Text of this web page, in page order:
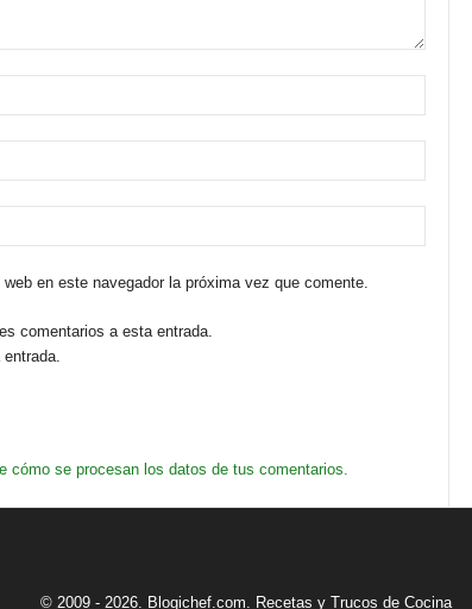
en este navegador la próxima vez que comente.
comentarios a esta entrada.
cómo se procesan los datos de tus comentarios.
© 2009 - 2026. Blogichef.com. Recetas y Trucos de Cocina